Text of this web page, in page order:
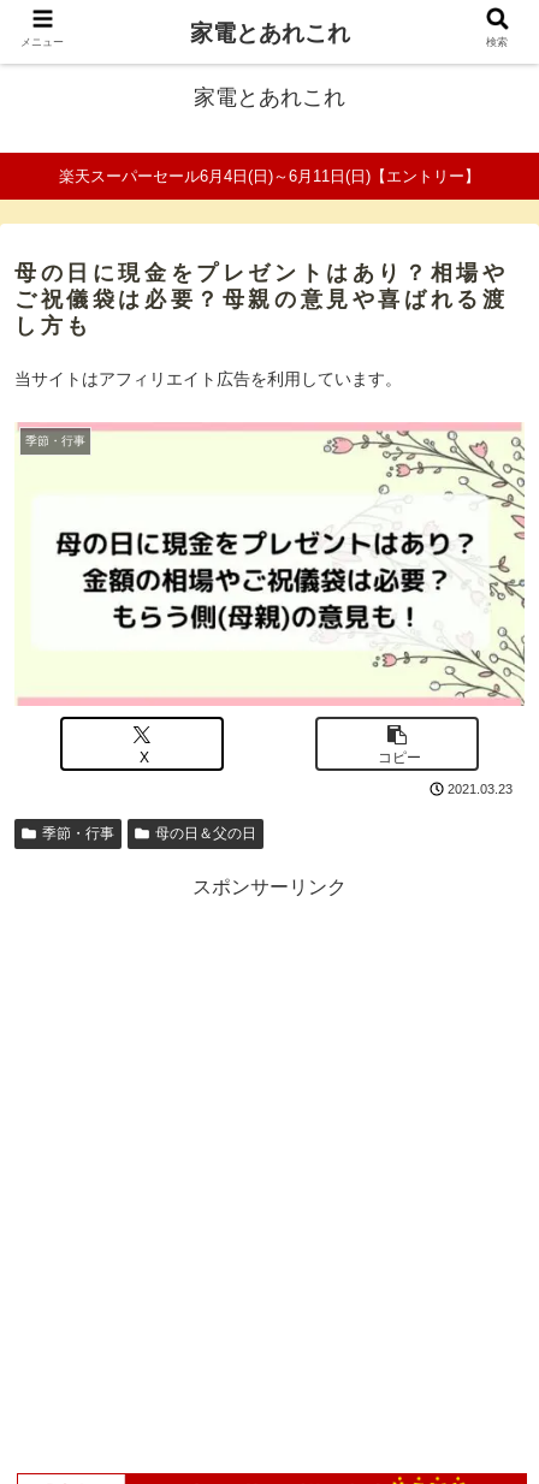
ファミリーの家電口コミ＆比較サイト
家電とあれこれ
楽天スーパーセール6月4日(日)～6月11日(日)【エントリー】
母の日に現金をプレゼントはあり？相場や
ご祝儀袋は必要？母親の意見や喜ばれる渡
し方も
当サイトはアフィリエイト広告を利用しています。
季節・行事
X コピー
2021.03.23
季節・行事 母の日＆父の日
スポンサーリンク
メニュー 家電とあれこれ 検索